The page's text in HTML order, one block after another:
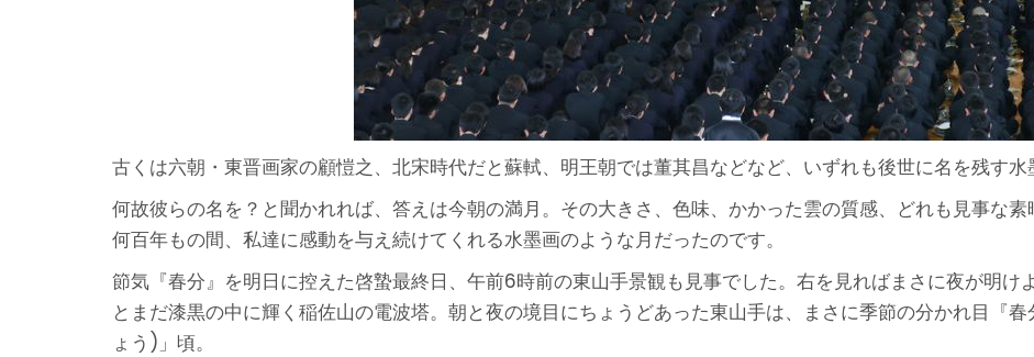
古くは六朝・東晋画家の顧愷之、北宋時代だと蘇軾、明王朝では董其昌などなど、いずれも後世に名を残す水
何故彼らの名を？と聞かれれば、答えは今朝の満月。その大きさ、色味、かかった雲の質感、どれも見事な素
何百年もの間、私達に感動を与え続けてくれる水墨画のような月だったのです。
節気『春分』を明日に控えた啓蟄最終日、午前6時前の東山手景観も見事でした。右を見ればまさに夜が明け
とまだ漆黒の中に輝く稲佐山の電波塔。朝と夜の境目にちょうどあった東山手は、まさに季節の分かれ目『
ょう)」頃。